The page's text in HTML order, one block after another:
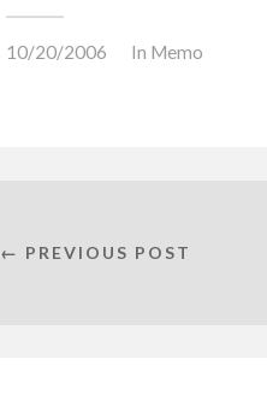
10/20/2006 In Memo
← PREVIOUS POST